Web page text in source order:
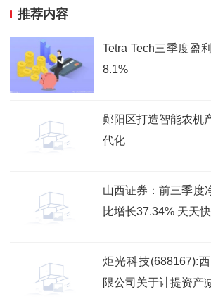
推荐内容
Tetra Tech三季度盈
8.1%
郧阳区打造智能农机
代化
山西证券：前三季度
比增长37.34% 天天
炬光科技(688167):
限公司关于计提资产